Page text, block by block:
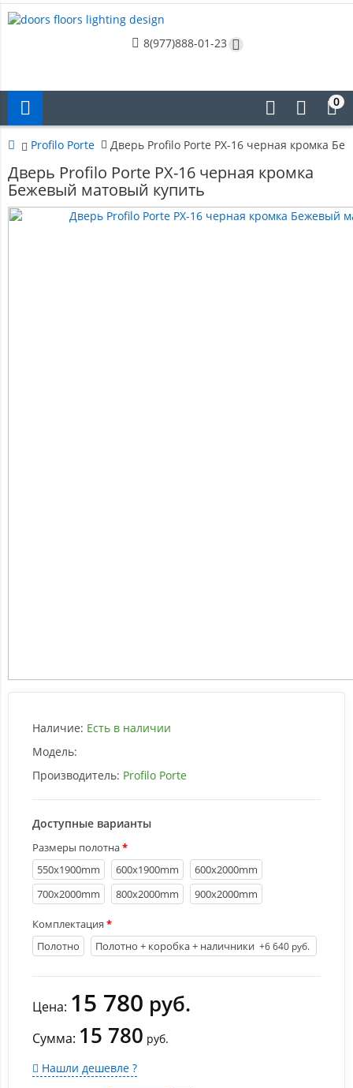
8(977)888-01-23
0
Profilo Porte Дверь Profilo Porte PX-16 черная кромка
Дверь Profilo Porte PX-16 черная кромка
Бежевый матовый купить
Наличие: Есть в наличии
Модель:
Производитель: Profilo Porte
Доступные варианты
Размеры полотна
550х1900mm
600х1900mm
600х2000mm
700х2000mm
800х2000mm 900х2000mm
Комплектация
Полотно
Полотно + коробка + наличники +6 640 руб.
Цена: 15 780 руб.
Сумма: 15 780 руб.
Нашли дешевле ?